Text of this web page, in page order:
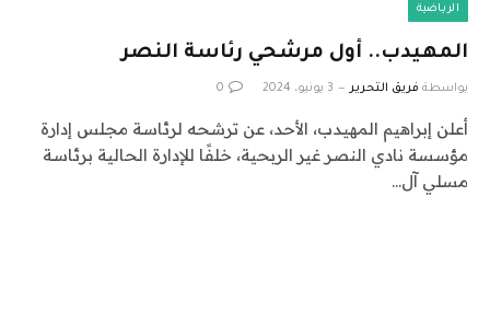
الرياضية
المهيدب.. أول مرشحي رئاسة النصر
بواسطة فريق التحرير 3 يونيو، 2024 0
أعلن إبراهيم المهيدب، الأحد، عن ترشحه لرئاسة مجلس إدارة
مؤسسة نادي النصر غير الربحية، خلفًا للإدارة الحالية برئاسة
مسلي آل…